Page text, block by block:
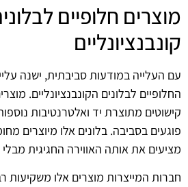
מוצרים חלופיים
קונבנציונליים
עם העלייה במודעות סביבתית, ישנה
החלופיים לבלונים הקונבנציונליים.
קישוטים מתוצרת יד ואלטרנטיבות
פוגעים בסביבה. בלונים אלו מיוצרים
מציעים את אותה האווירה החגיגית
חברות המייצרות מוצרים אלו משקיעות